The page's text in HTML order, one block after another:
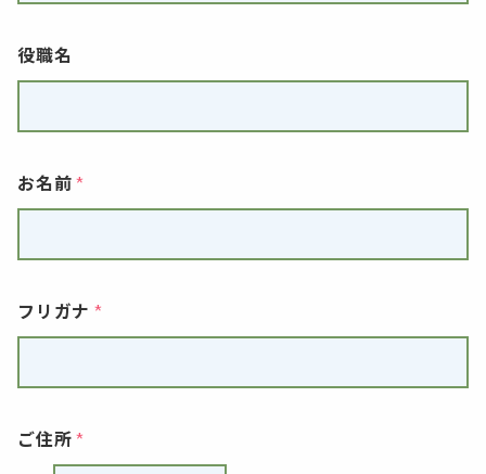
役職名
お名前
フリガナ
ご住所